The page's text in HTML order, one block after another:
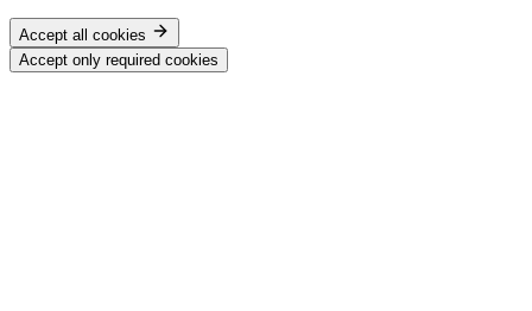
Accept all cookies
Accept only required cookies